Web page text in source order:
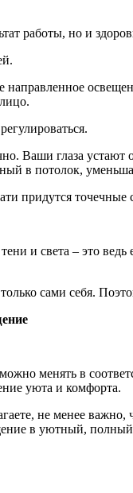
работы, но и
Ваши глаза
в потолок,
придутся
и света – это
сами себя.
менять в
уюта и комфорта.
не менее
в уютный,